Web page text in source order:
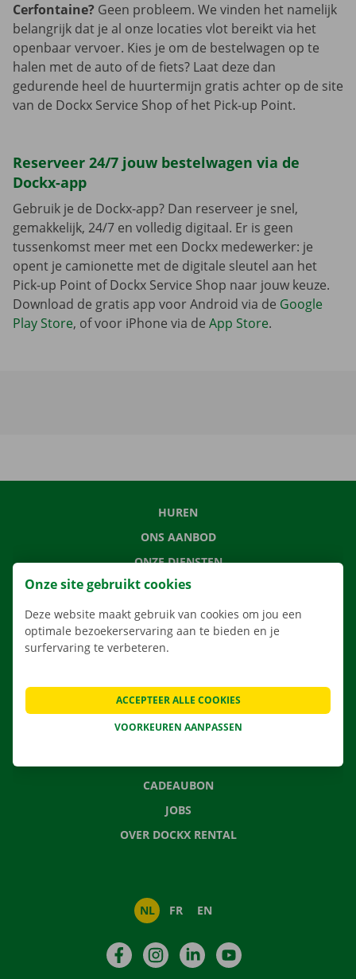
Cerfontaine? Geen probleem. We vinden het namelijk
belangrijk dat je al onze locaties vlot bereikt via het
openbaar vervoer. Kies je om de bestelwagen op te
halen met de auto of de fiets? Laat deze dan
gedurende heel de huurtermijn gratis achter op de site
van de Dockx Service Shop of het Pick-up Point.
Reserveer 24/7 jouw bestelwagen via de
Dockx-app
Gebruik je de Dockx-app? Dan reserveer je snel,
gemakkelijk, 24/7 en volledig digitaal. Er is geen
tussenkomst meer met een Dockx medewerker: je
opent je camionette met de digitale sleutel aan het
Pick-up Point of Dockx Service Shop naar jouw keuze.
Download de gratis app voor Android via de Google
Play Store, of voor iPhone via de App Store.
HUREN
ONS AANBOD
ONZE DIENSTEN
LOCATIES
APP
VERHUISOPLOSSINGEN
CONTACTEER ONS
VEELGESTELDE VRAGEN
CADEAUBON
JOBS
OVER DOCKX RENTAL
NL FR EN
FacebookInstagramLinkedIn
Onze site gebruikt cookies
Deze website maakt gebruik van cookies om jou een
optimale bezoekerservaring aan te bieden en je
surfervaring te verbeteren.
VOORKEUREN AANPASSEN
ACCEPTEER ALLE COOKIES